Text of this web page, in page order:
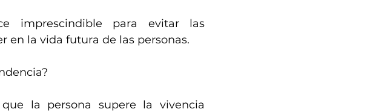
imprescindible para evitar las
en la vida futura de las personas.
la persona supere la vivencia